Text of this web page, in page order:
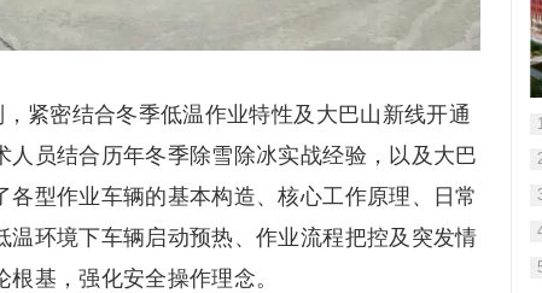
紧密结合冬季低温作业特性及大巴山新线开通
员结合历年冬季除雪除冰实战经验，以及大巴
型作业车辆的基本构造、核心工作原理、日常
环境下车辆启动预热、作业流程把控及突发情
基，强化安全操作理念。